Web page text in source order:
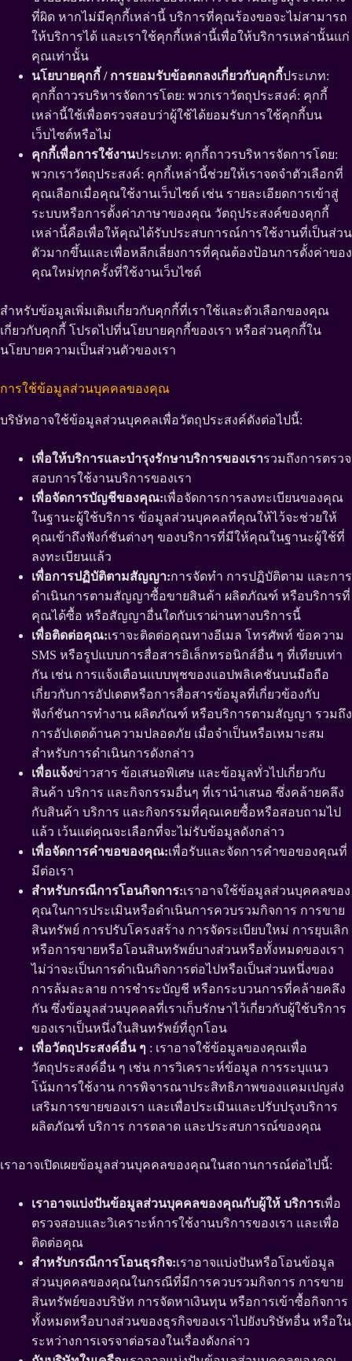
ที่ผิด หากไม่มีคุกกี้เหล่านี้ บริการที่คุณร้องขอจะไม่สามารถ
ให้บริการได้ และเราใช้คุกกี้เหล่านี้เพื่อให้บริการเหล่านั้นแก่
คุณเท่านั้น
นโยบายคุกกี้ / การยอมรับข้อตกลงเกี่ยวกับคุกกี้ประเภท:
คุกกี้ถาวรบริหารจัดการโดย: พวกเราวัตถุประสงค์: คุกกี้
เหล่านี้ใช้เพื่อตรวจสอบว่าผู้ใช้ได้ยอมรับการใช้คุกกี้บน
เว็บไซต์หรือไม่
คุกกี้เพื่อการใช้งานประเภท: คุกกี้ถาวรบริหารจัดการโดย:
พวกเราวัตถุประสงค์: คุกกี้เหล่านี้ช่วยให้เราจดจำตัวเลือกที่
คุณเลือกเมื่อคุณใช้งานเว็บไซต์ เช่น รายละเอียดการเข้าสู่
ระบบหรือการตั้งค่าภาษาของคุณ วัตถุประสงค์ของคุกกี้
เหล่านี้คือเพื่อให้คุณได้รับประสบการณ์การใช้งานที่เป็นส่วน
ตัวมากขึ้นและเพื่อหลีกเลี่ยงการที่คุณต้องป้อนการตั้งค่าของ
คุณใหม่ทุกครั้งที่ใช้งานเว็บไซต์
สำหรับข้อมูลเพิ่มเติมเกี่ยวกับคุกกี้ที่เราใช้และตัวเลือกของคุณ
เกี่ยวกับคุกกี้ โปรดไปที่นโยบายคุกกี้ของเรา หรือส่วนคุกกี้ใน
นโยบายความเป็นส่วนตัวของเรา
การใช้ข้อมูลส่วนบุคคลของคุณ
บริษัทอาจใช้ข้อมูลส่วนบุคคลเพื่อวัตถุประสงค์ดังต่อไปนี้:
เพื่อให้บริการและบำรุงรักษาบริการของเรารวมถึงการตรวจ
สอบการใช้งานบริการของเรา
เพื่อจัดการบัญชีของคุณ:เพื่อจัดการการลงทะเบียนของคุณ
ในฐานะผู้ใช้บริการ ข้อมูลส่วนบุคคลที่คุณให้ไว้จะช่วยให้
คุณเข้าถึงฟังก์ชันต่างๆ ของบริการที่มีให้คุณในฐานะผู้ใช้ที่
ลงทะเบียนแล้ว
เพื่อการปฏิบัติตามสัญญา:การจัดทำ การปฏิบัติตาม และการ
ดำเนินการตามสัญญาซื้อขายสินค้า ผลิตภัณฑ์ หรือบริการที่
คุณได้ซื้อ หรือสัญญาอื่นใดกับเราผ่านทางบริการนี้
เพื่อติดต่อคุณ:เราจะติดต่อคุณทางอีเมล โทรศัพท์ ข้อความ
SMS หรือรูปแบบการสื่อสารอิเล็กทรอนิกส์อื่น ๆ ที่เทียบเท่า
กัน เช่น การแจ้งเตือนแบบพุชของแอปพลิเคชันบนมือถือ
เกี่ยวกับการอัปเดตหรือการสื่อสารข้อมูลที่เกี่ยวข้องกับ
ฟังก์ชันการทำงาน ผลิตภัณฑ์ หรือบริการตามสัญญา รวมถึง
การอัปเดตด้านความปลอดภัย เมื่อจำเป็นหรือเหมาะสม
สำหรับการดำเนินการดังกล่าว
เพื่อแจ้งข่าวสาร ข้อเสนอพิเศษ และข้อมูลทั่วไปเกี่ยวกับ
สินค้า บริการ และกิจกรรมอื่นๆ ที่เรานำเสนอ ซึ่งคล้ายคลึง
กับสินค้า บริการ และกิจกรรมที่คุณเคยซื้อหรือสอบถามไป
แล้ว เว้นแต่คุณจะเลือกที่จะไม่รับข้อมูลดังกล่าว
เพื่อจัดการคำขอของคุณ:เพื่อรับและจัดการคำขอของคุณที่
มีต่อเรา
สำหรับกรณีการโอนกิจการ:เราอาจใช้ข้อมูลส่วนบุคคลของ
คุณในการประเมินหรือดำเนินการควบรวมกิจการ การขาย
สินทรัพย์ การปรับโครงสร้าง การจัดระเบียบใหม่ การยุบเลิก
หรือการขายหรือโอนสินทรัพย์บางส่วนหรือทั้งหมดของเรา
ไม่ว่าจะเป็นการดำเนินกิจการต่อไปหรือเป็นส่วนหนึ่งของ
การล้มละลาย การชำระบัญชี หรือกระบวนการที่คล้ายคลึง
กัน ซึ่งข้อมูลส่วนบุคคลที่เราเก็บรักษาไว้เกี่ยวกับผู้ใช้บริการ
ของเราเป็นหนึ่งในสินทรัพย์ที่ถูกโอน
เพื่อวัตถุประสงค์อื่น ๆ : เราอาจใช้ข้อมูลของคุณเพื่อ
วัตถุประสงค์อื่น ๆ เช่น การวิเคราะห์ข้อมูล การระบุแนว
โน้มการใช้งาน การพิจารณาประสิทธิภาพของแคมเปญส่ง
เสริมการขายของเรา และเพื่อประเมินและปรับปรุงบริการ
ผลิตภัณฑ์ บริการ การตลาด และประสบการณ์ของคุณ
เราอาจเปิดเผยข้อมูลส่วนบุคคลของคุณในสถานการณ์ต่อไปนี้:
เราอาจแบ่งปันข้อมูลส่วนบุคคลของคุณกับผู้ให้ บริการเพื่อ
ตรวจสอบและวิเคราะห์การใช้งานบริการของเรา และเพื่อ
ติดต่อคุณ
สำหรับกรณีการโอนธุรกิจ:เราอาจแบ่งปันหรือโอนข้อมูล
ส่วนบุคคลของคุณในกรณีที่มีการควบรวมกิจการ การขาย
สินทรัพย์ของบริษัท การจัดหาเงินทุน หรือการเข้าซื้อกิจการ
ทั้งหมดหรือบางส่วนของธุรกิจของเราไปยังบริษัทอื่น หรือใน
ระหว่างการเจรจาต่อรองในเรื่องดังกล่าว